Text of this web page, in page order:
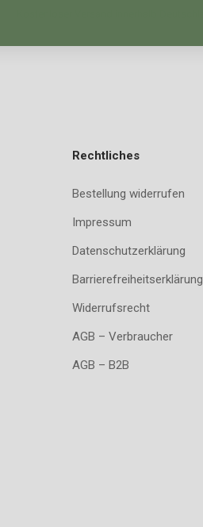
Rechtliches
Bestellung widerrufen
Impressum
Datenschutzerklärung
Barrierefreiheitserklärung
Widerrufsrecht
AGB – Verbraucher
AGB – B2B